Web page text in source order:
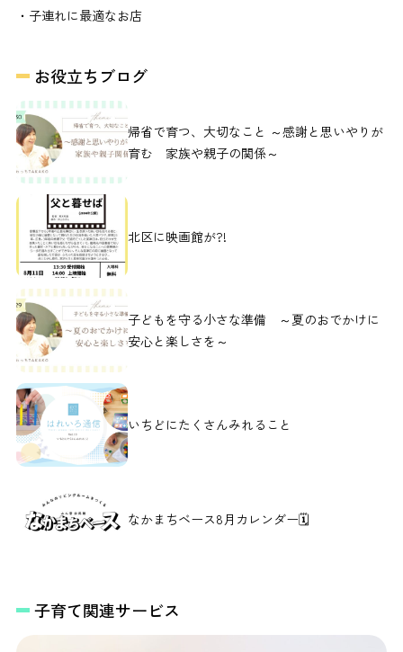
・子連れに最適なお店
お役立ちブログ
帰省で育つ、大切なこと ～感謝と思いやりが
育む 家族や親子の関係～
北区に映画館が?!
子どもを守る小さな準備 ～夏のおでかけに
安心と楽しさを～
いちどにたくさんみれること
なかまちベース8月カレンダー🗓️
子育て関連サービス